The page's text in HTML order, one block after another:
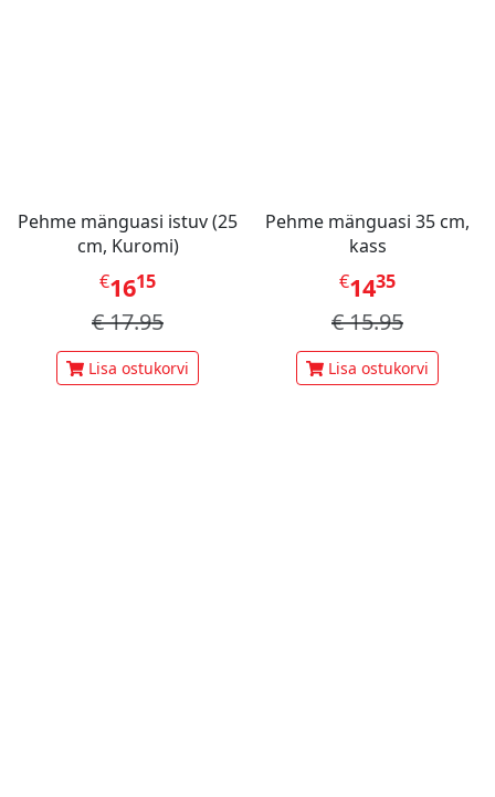
Pehme mänguasi istuv (25
cm, Kuromi)
€1615
€17.95
Lisa ostukorvi
Pehme mänguasi 35 cm,
kass
€1435
€15.95
Lisa ostukorvi